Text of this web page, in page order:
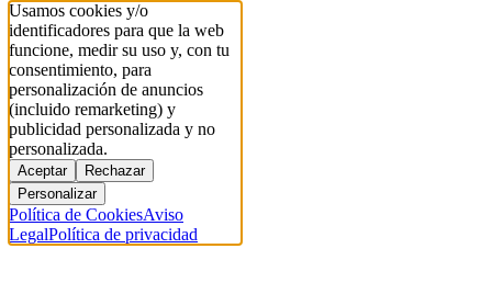
Usamos cookies y/o
identificadores para que la web
funcione, medir su uso y, con tu
consentimiento, para
personalización de anuncios
(incluido remarketing) y
publicidad personalizada y no
personalizada.
Aceptar
Rechazar
Personalizar
Política de CookiesAviso
LegalPolítica de privacidad